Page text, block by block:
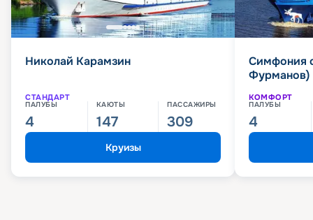
Николай Карамзин
СТАНДАРТ
ПАЛУБЫ
4
КАЮТЫ
147
ПАССАЖИРЫ
309
Круизы
Симфония
Фурманов)
КОМФОРТ
ПАЛУБЫ
4